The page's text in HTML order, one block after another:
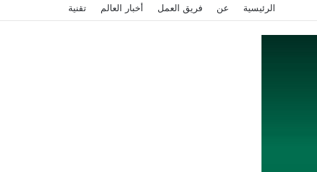
الرئيسية عن فريق العمل أخبار العالم تقنية